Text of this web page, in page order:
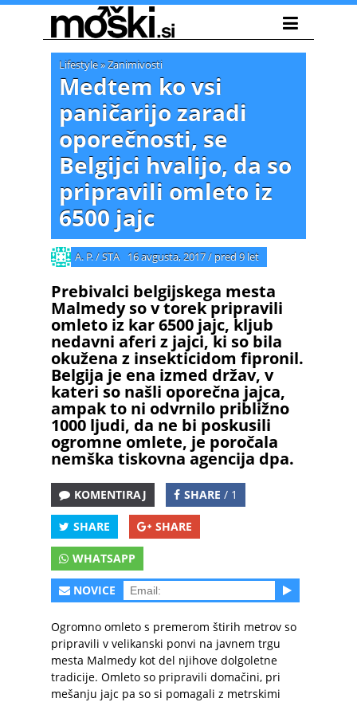
Lifestyle»Zanimivosti
Medtem ko vsi
paničarijo zaradi
oporečnosti, se
Belgijci hvalijo, da so
pripravili omleto iz
6500 jajc
A. P. / STA 16 avgusta, 2017/ pred 9 let
Prebivalci belgijskega mesta
Malmedy so v torek pripravili
omleto iz kar 6500 jajc, kljub
nedavni aferi z jajci, ki so bila
okužena z insekticidom fipronil.
Belgija je ena izmed držav, v
kateri so našli oporečna jajca,
ampak to ni odvrnilo približno
1000 ljudi, da ne bi poskusili
ogromne omlete, je poročala
nemška tiskovna agencija dpa.
KOMENTIRAJ SHARE / 1
SHARE SHARE
WHATSAPP
NOVICE
Ogromno omleto s premerom štirih metrov so
pripravili v velikanski ponvi na javnem trgu
mesta Malmedy kot del njihove dolgoletne
tradicije. Omleto so pripravili domačini, pri
mešanju jajc pa so si pomagali z metrskimi